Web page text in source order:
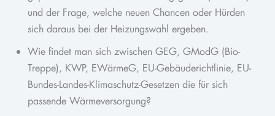
und der Frage, welche neuen Chancen oder Hürden
sich daraus bei der Heizungswahl ergeben.
Wie findet man sich zwischen GEG, GModG (Bio-
Treppe), KWP, EWärmeG, EU-Gebäuderichtlinie, EU-
Bundes-Landes-Klimaschutz-Gesetzen die für sich
passende Wärmeversorgung?